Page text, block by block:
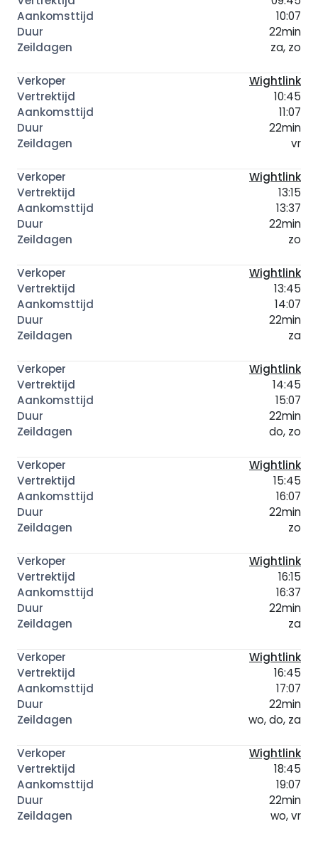
10:07
22min
za, zo
Wightlink
10:45
11:07
22min
vr
Wightlink
13:15
13:37
22min
zo
Wightlink
13:45
14:07
22min
za
Wightlink
14:45
15:07
22min
do, zo
Wightlink
15:45
16:07
22min
zo
Wightlink
16:15
16:37
22min
za
Wightlink
16:45
17:07
22min
wo, do, za
Wightlink
18:45
19:07
22min
wo, vr